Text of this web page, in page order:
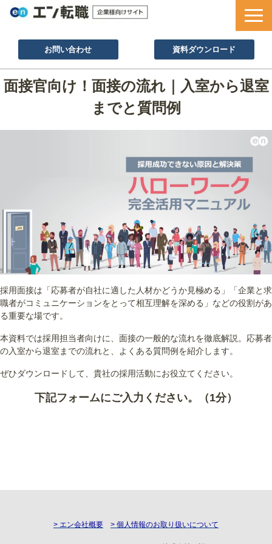
お問い合わせ 資料ダウンロード
サービス一覧
採用ノウハウ
お役立ち資料
面接官向け！面接の流れ｜入室から退室
までと質問例
採用面接は「応募者が自社に適した人材かどうか見極める」「企業と求
職者がコミュニケーションをとって相互理解を深める」などの役割があ
る重要な場です。
本資料では採用担当者向けに、面接の一般的な流れを徹底解説。応募者
の入室から退室までの流れと、よくある質問例を紹介します。
ぜひダウンロードして、貴社の採用活動にお役立てください。
下記フォームにご入力ください。（1分）
> エン会社概要 > 個人情報のお取り扱いについて